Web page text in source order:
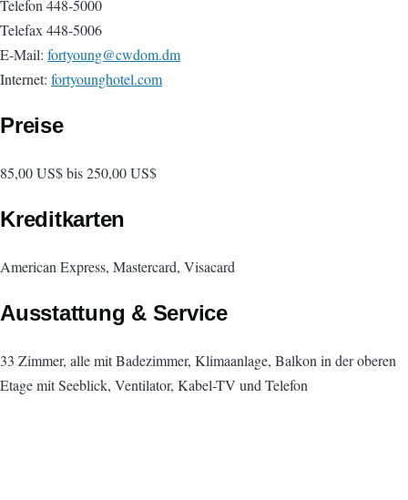
Telefon 448-5000
Telefax 448-5006
E-Mail: fortyoung@cwdom.dm
Internet: fortyounghotel.com
Preise
85,00 US$ bis 250,00 US$
Kreditkarten
American Express, Mastercard, Visacard
Ausstattung & Service
33 Zimmer, alle mit Badezimmer, Klimaanlage, Balkon in der oberen
Etage mit Seeblick, Ventilator, Kabel-TV und Telefon